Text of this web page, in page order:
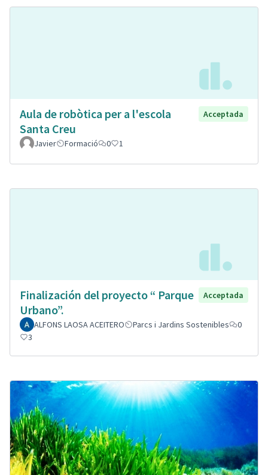
Aula de robòtica per a l'escola
Santa Creu
Acceptada
Javier Formació 0 1
Finalización del proyecto “ Parque
Urbano”.
Acceptada
ALFONS LAOSA ACEITERO Parcs i Jardins Sostenibles
0
3